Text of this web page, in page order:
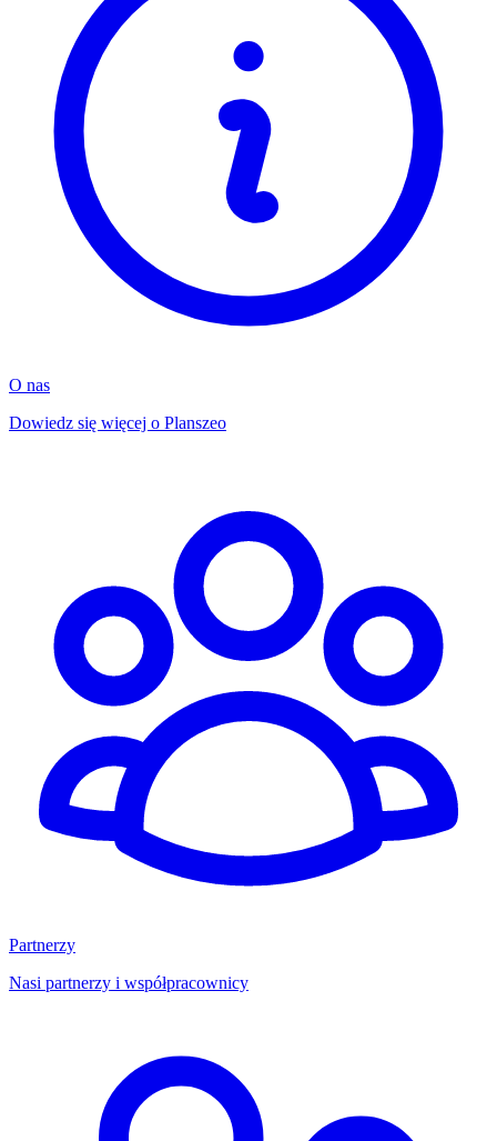
O nas
Dowiedz się więcej o Planszeo
Partnerzy
Nasi partnerzy i współpracownicy